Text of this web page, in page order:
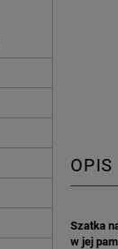
OPIS
Szatka
w jej